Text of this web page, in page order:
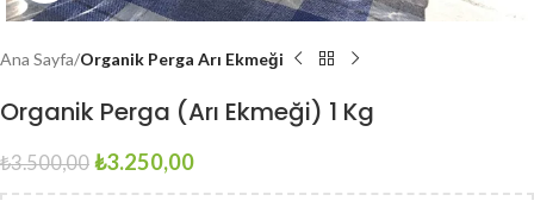
Ana Sayfa Organik Perga Arı Ekmeği
Organik Perga (Arı Ekmeği) 1 Kg
₺3.500,00 ₺3.250,00